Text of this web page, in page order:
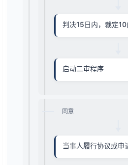
判决15日内，裁定
启动二审程序
同意
当事人履行协议或申